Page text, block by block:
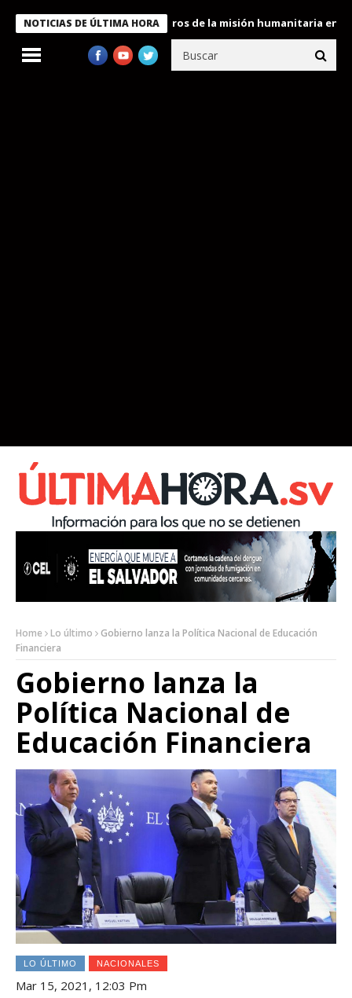
NOTICIAS DE ÚLTIMA HORA
Bukele condecora a miembros de la misión humanitaria enviada
Home Lo último
Gobierno lanza la Política Nacional de Educación
Financiera
Gobierno lanza la
Política Nacional de
Educación Financiera
LO ÚLTIMO NACIONALES
Mar 15, 2021, 12:03 Pm